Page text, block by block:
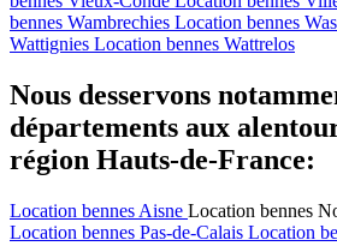
bennes Wambrechies Location bennes
Wattignies Location bennes Wattrelos
Nous desservons
départements aux
région Hauts-de-France:
Location bennes Aisne Location bennes
Location bennes Pas-de-Calais Location